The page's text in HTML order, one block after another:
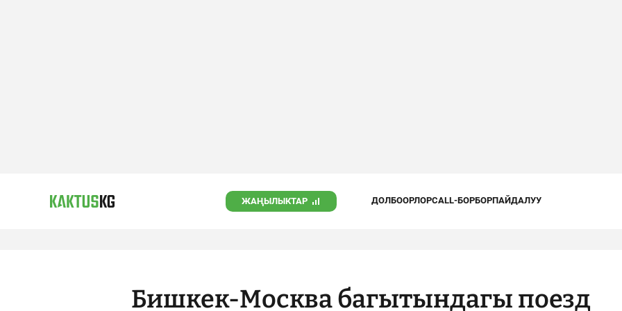
ЖАҢЫЛЫКТАР ДОЛБООРЛОРCALL-БОРБОРПАЙДАЛУУ
Бишкек-Москва багытындагы поезд